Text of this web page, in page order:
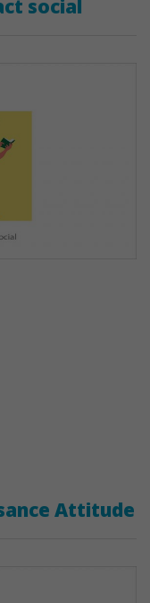
social
Attitude